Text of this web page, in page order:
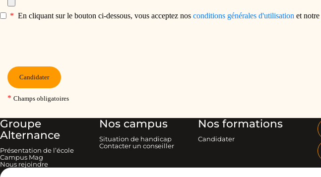
Groupe
Alternance
Présentation de l’école
Campus Mag
Nous rejoindre
Nos campus
Situation de handicap
Contacter un conseiller
Nos formations
Candidater